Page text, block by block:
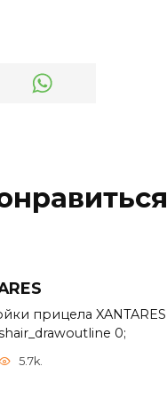
прицела XANTARES
0;
5.7k.